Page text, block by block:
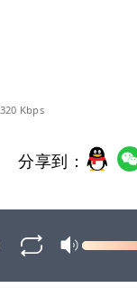
320 Kbps
分享到：